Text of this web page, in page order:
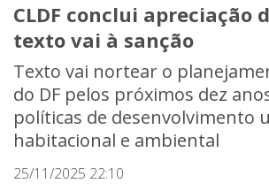
CLDF conclui apreciação
texto vai à sanção
Texto vai nortear o
do DF pelos próximos dez
políticas de desenvolvimento
habitacional e ambiental
25/11/2025 22:10